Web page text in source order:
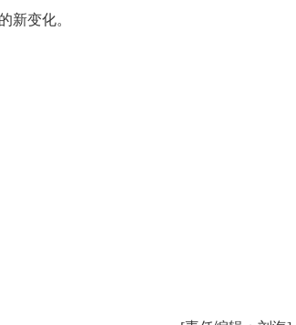
新变化。